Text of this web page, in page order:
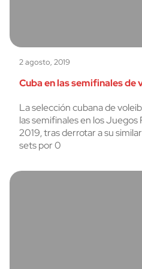
2 agosto, 2019
Cuba en las semifinales
La selección cubana de
las semifinales en los
2019, tras derrotar a su
sets por 0